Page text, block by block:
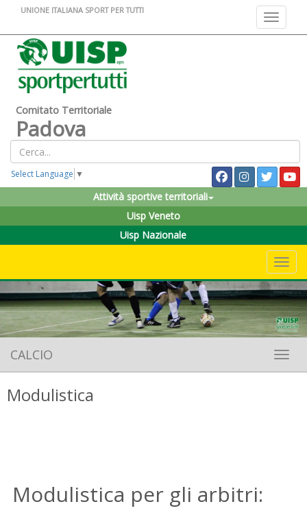
Toggle
UNIONE ITALIANA SPORT PER TUTTI
Comitato Territoriale
Padova
Select Language ▼
Attività sportive territoriali
Uisp Veneto
Uisp Nazionale
CALCIO
Modulistica
Modulistica per gli arbitri: